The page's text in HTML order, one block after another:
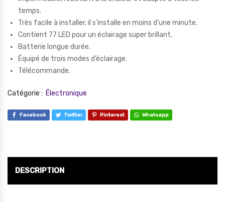
temps.
Très facile à installer, il s’installe en moins d’une minute.
Contient 77 LED pour un éclairage super brillant.
Batterie longue durée.
Équipé de trois modes d’éclairage.
Télécommande.
Catégorie : Électronique
Facebook Twitter Pinterest Whatsapp
DESCRIPTION